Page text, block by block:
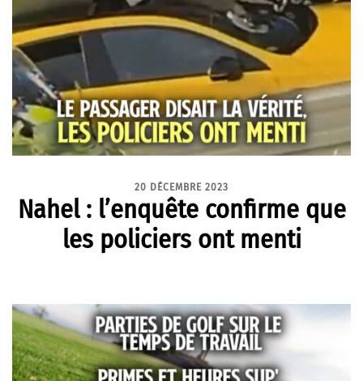
20 DÉCEMBRE 2023
Nahel : l’enquête confirme que
les policiers ont menti